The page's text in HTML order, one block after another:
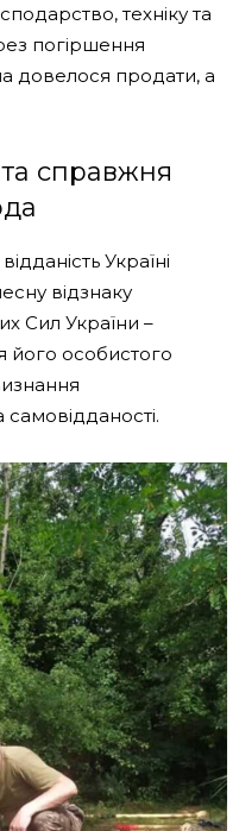
техніку та
погіршення
довелося продати, а
справжня
Україні
відзнаку
Сил України –
його особистого